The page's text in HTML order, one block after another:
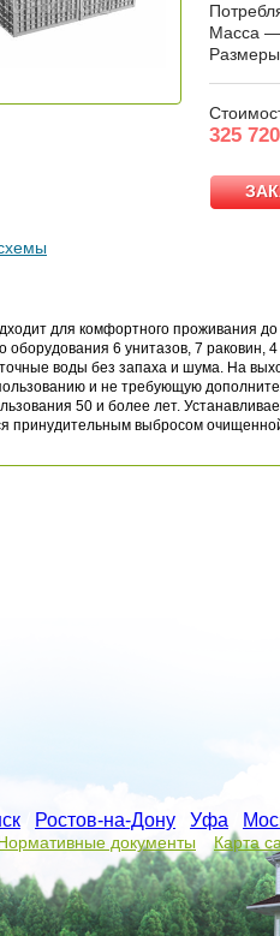
Масса —
325
для комфортного проживания
оборудования 6 унитазов, 7
воды без запаха и шума. На
и не требующую
50 и более лет.
принудительным выбросом
Ростов-на-Дону Уфа
документы Карта